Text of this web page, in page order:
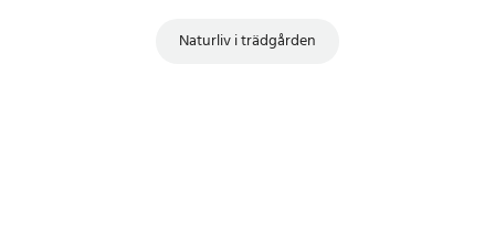
Naturliv i trädgården